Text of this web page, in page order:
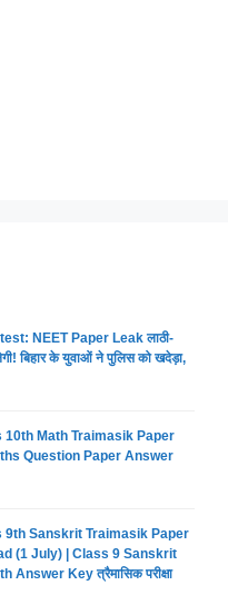
NEET Paper Leak लाठी-
बिहार के युवाओं ने पुलिस को खदेड़ा,
10th Math Traimasik Paper
Question Paper Answer
9th Sanskrit Traimasik Paper
(1 July) | Class 9 Sanskrit
Key त्रैमासिक परीक्षा